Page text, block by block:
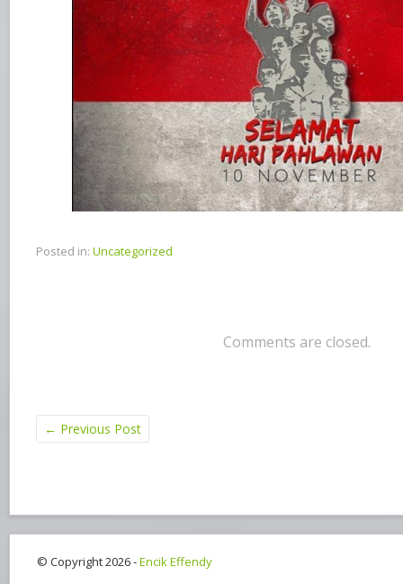
Posted in: Uncategorized
Comments are closed.
← Previous Post
© Copyright 2026 -Encik Effendy